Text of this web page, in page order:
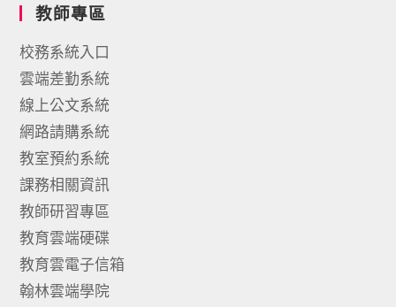
教師專區
校務系統入口
雲端差勤系統
線上公文系統
網路請購系統
教室預約系統
課務相關資訊
教師研習專區
教育雲端硬碟
教育雲電子信箱
翰林雲端學院